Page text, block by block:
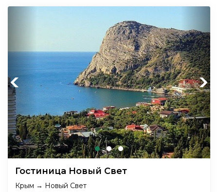
Previous Next
Гостиница Новый Свет
Крым → Новый Свет